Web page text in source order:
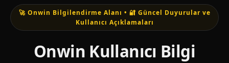
🚀 Onwin Bilgilendirme Alanı • 🔐 Güncel Duyurular ve
Kullanıcı Açıklamaları
Onwin Kullanıcı Bilgi